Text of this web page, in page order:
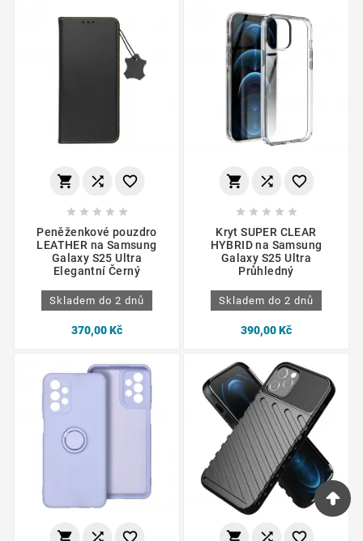
  
    
Peněženkové pouzdro
LEATHER na Samsung
Galaxy S25 Ultra
Elegantní Černý
Skladem do 2 dnů
370,00 Kč
  
    
Kryt SUPER CLEAR
HYBRID na Samsung
Galaxy S25 Ultra
Průhledný
Skladem do 2 dnů
390,00 Kč